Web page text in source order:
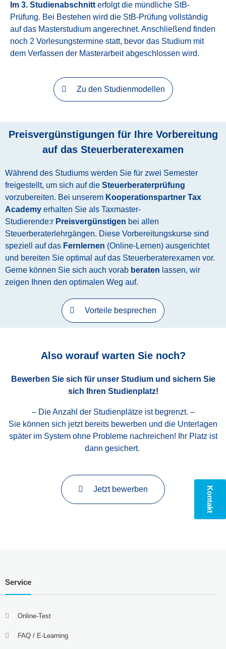
Kontakt
Im 3. Studienabschnitt erfolgt die mündliche StB-
Prüfung. Bei Bestehen wird die StB-Prüfung vollständig
auf das Masterstudium angerechnet. Anschließend finden
noch 2 Vorlesungstermine statt, bevor das Studium mit
dem Verfassen der Masterarbeit abgeschlossen wird.
Zu den Studienmodellen
Preisvergünstigungen für Ihre Vorbereitung
auf das Steuerberaterexamen​
Während des Studiums werden Sie für zwei Semester
freigestellt, um sich auf die Steuerberaterprüfung
vorzubereiten. Bei unserem Kooperationspartner Tax
Academy erhalten Sie als Taxmaster-
Studierende:r Preisvergünstigen bei allen
Steuerberaterlehrgängen. Diese Vorbereitungskurse sind
speziell auf das Fernlernen (Online-Lernen) ausgerichtet
und bereiten Sie optimal auf das Steuerberaterexamen vor.
Gerne können Sie sich auch vorab beraten lassen, wir
zeigen Ihnen den optimalen Weg auf.
Vorteile besprechen
Also worauf warten Sie noch?
Bewerben Sie sich für unser Studium und sichern Sie
sich Ihren Studienplatz!
– Die Anzahl der Studienplätze ist begrenzt. –
Sie können sich jetzt bereits bewerben und die Unterlagen
später im System ohne Probleme nachreichen! Ihr Platz ist
dann gesichert.
Jetzt bewerben
Service
Online-Test
FAQ / E-Learning